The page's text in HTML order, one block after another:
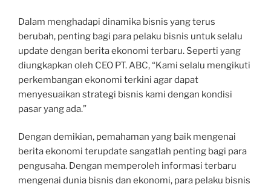
Dalam menghadapi dinamika bisnis yang terus
berubah, penting bagi para pelaku bisnis untuk selalu
update dengan berita ekonomi terbaru. Seperti yang
diungkapkan oleh CEO PT. ABC, “Kami selalu mengikuti
perkembangan ekonomi terkini agar dapat
menyesuaikan strategi bisnis kami dengan kondisi
pasar yang ada.”
Dengan demikian, pemahaman yang baik mengenai
berita ekonomi terupdate sangatlah penting bagi para
pengusaha. Dengan memperoleh informasi terbaru
mengenai dunia bisnis dan ekonomi, para pelaku bisnis